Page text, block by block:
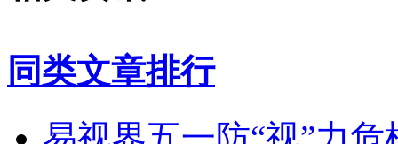
同类文章排行